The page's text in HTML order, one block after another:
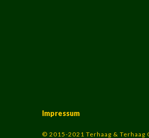
Impressum
© 2015-2021 Terhaag & Terhaag